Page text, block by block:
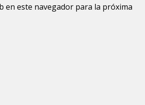
en este navegador para la próxima